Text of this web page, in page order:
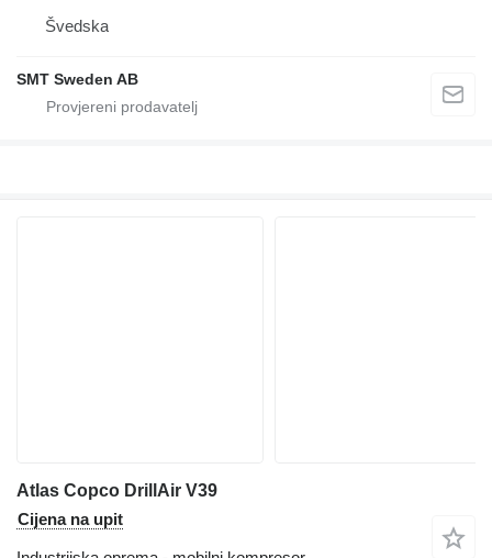
Švedska
SMT Sweden AB
Atlas Copco DrillAir V39
Cijena na upit